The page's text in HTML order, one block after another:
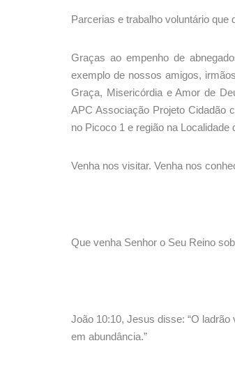
Parcerias e trabalho voluntário que
Graças ao empenho de
exemplo de nossos amigos,
Graça, Misericórdia e Amor de
APC Associação Projeto Cidadão
no Picoco 1 e região na
Venha nos visitar. Venha nos
Que venha Senhor o Seu Reino
João 10:10, Jesus disse: “O
em abundância.”